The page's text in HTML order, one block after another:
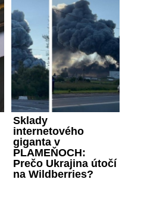
Sklady
internetového
giganta v
PLAMEŇOCH:
Prečo Ukrajina útočí
na Wildberries?